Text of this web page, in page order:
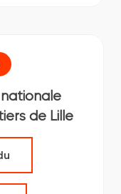
de Lille